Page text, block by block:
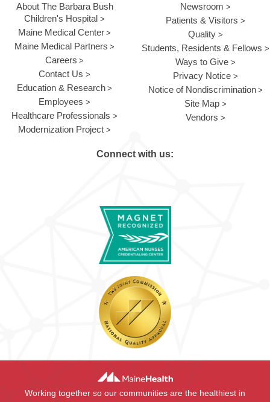
About The Barbara Bush
Children's Hospital
Maine Medical Center
Maine Medical Partners
Careers
Contact Us
Education & Research
Employees
Healthcare Professionals
Modernization Project
Newsroom
Patients & Visitors
Quality
Students, Residents & Fellows
Ways to Give
Privacy Notice
Notice of Nondiscrimination
Site Map
Vendors
Connect with us:
Working together so our communities are the healthiest in